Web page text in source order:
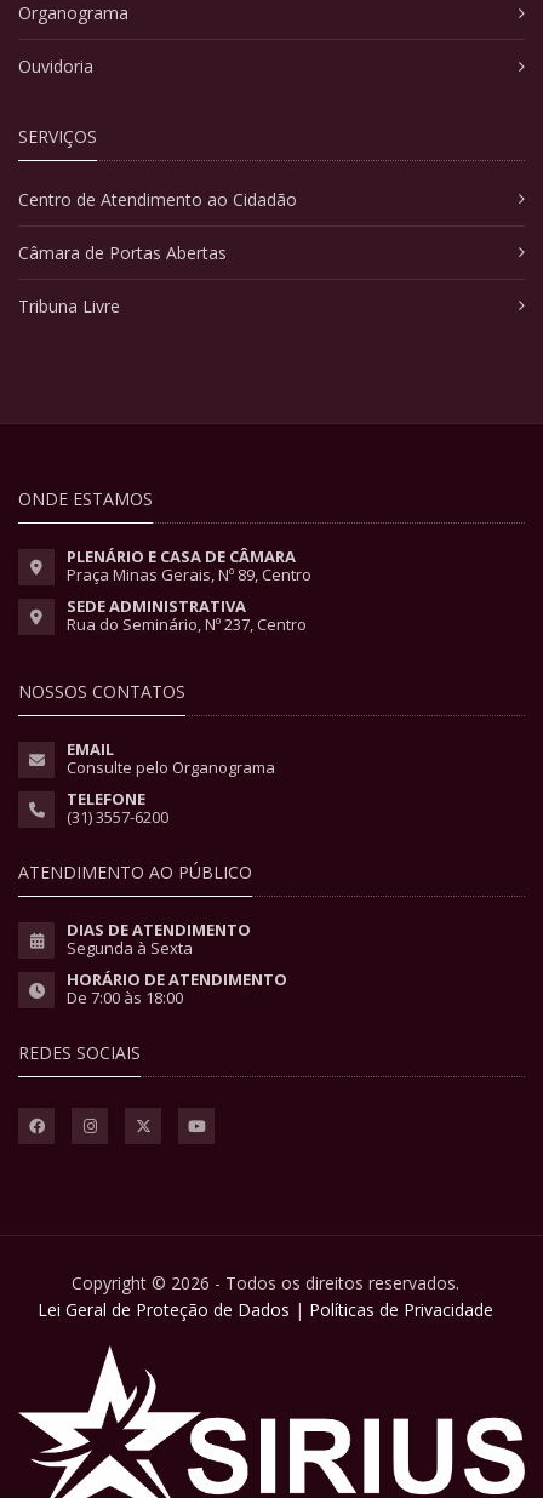
Organograma
Ouvidoria
SERVIÇOS
Centro de Atendimento ao Cidadão
Câmara de Portas Abertas
Tribuna Livre
ONDE ESTAMOS
PLENÁRIO E CASA DE CÂMARA
Praça Minas Gerais, Nº 89, Centro
SEDE ADMINISTRATIVA
Rua do Seminário, Nº 237, Centro
NOSSOS CONTATOS
EMAIL
Consulte pelo Organograma
TELEFONE
(31) 3557-6200
ATENDIMENTO AO PÚBLICO
DIAS DE ATENDIMENTO
Segunda à Sexta
HORÁRIO DE ATENDIMENTO
De 7:00 às 18:00
REDES SOCIAIS
Copyright © 2026 - Todos os direitos reservados.
Lei Geral de Proteção de Dados | Políticas de Privacidade